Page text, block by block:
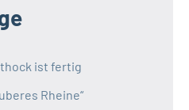
ist fertig
Rheine“